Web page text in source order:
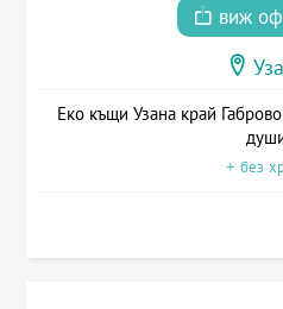
виж
Еко къщи Узана край
+ без